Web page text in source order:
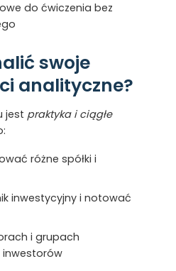
do ćwiczenia bez
swoje
analityczne?
jest praktyka i ciągłe
różne spółki i
inwestycyjny i notować
i grupach
inwestorów